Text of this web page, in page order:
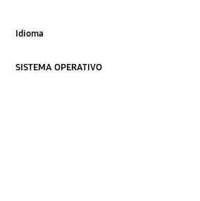
Idioma
SISTEMA OPERATIVO